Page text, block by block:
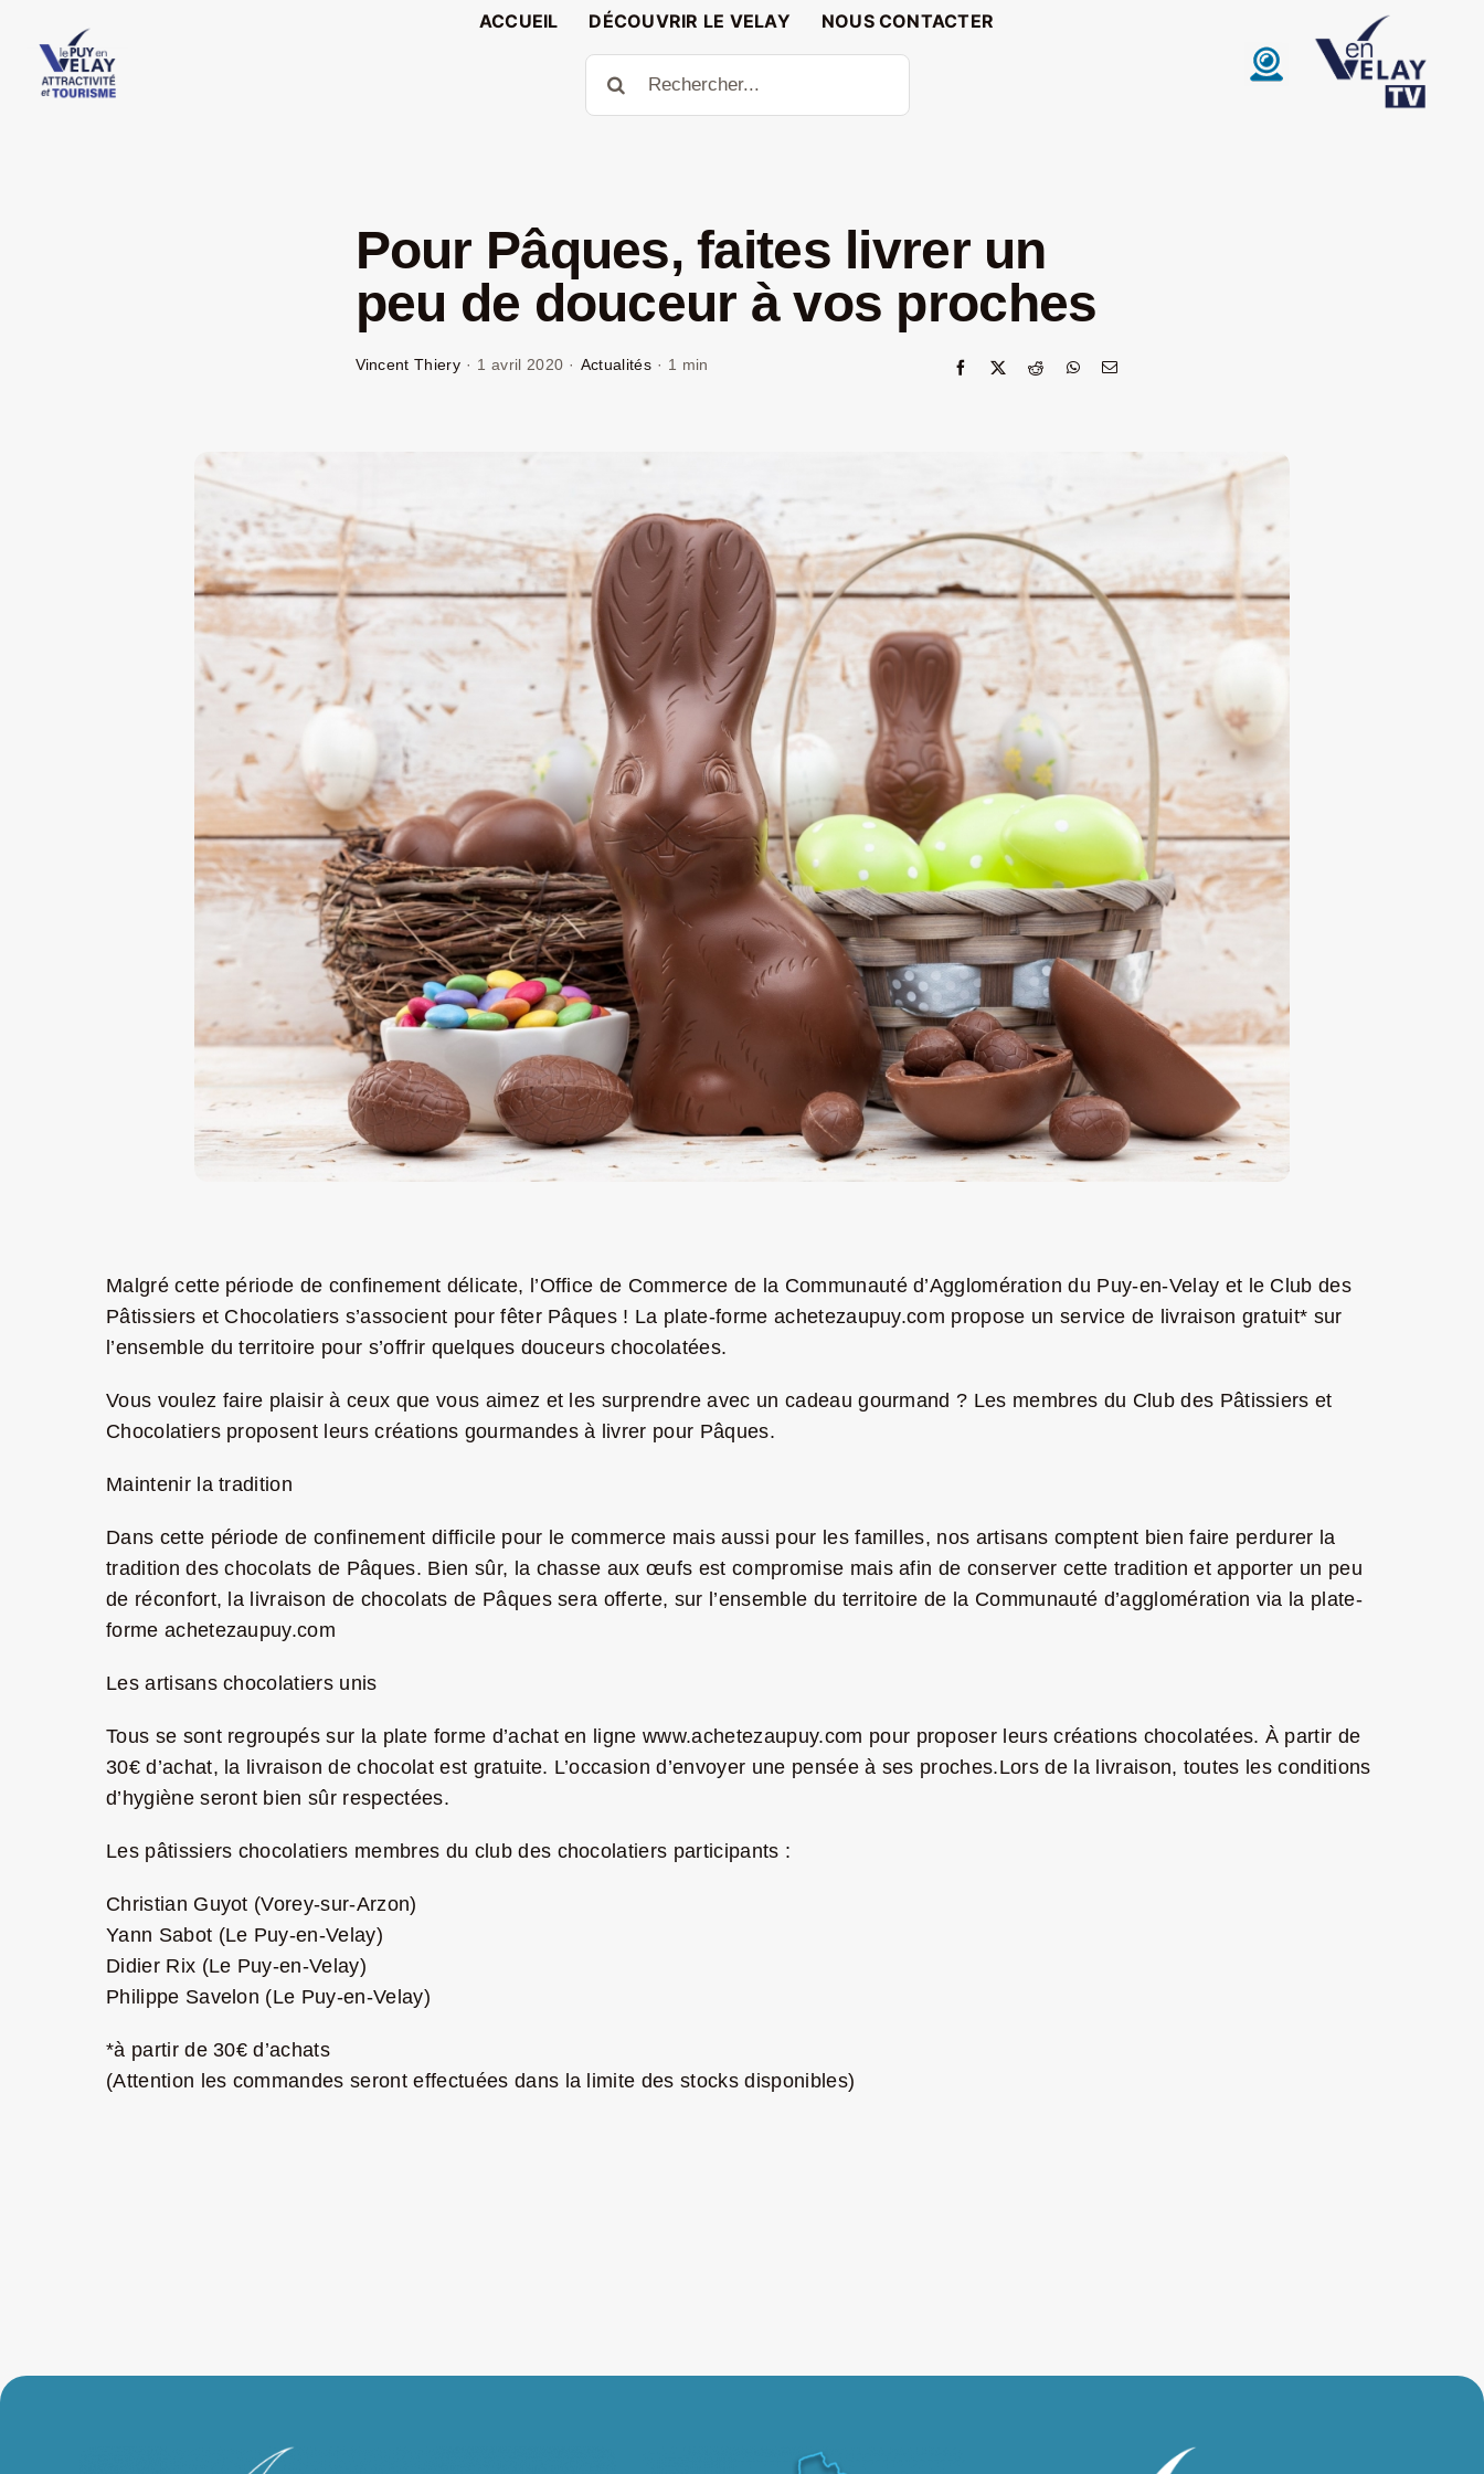
contenu
ACCUEIL DÉCOUVRIR LE VELAY
NOUS CONTACTER
Rechercher:
Pour Pâques, faites livrer un
peu de douceur à vos proches
Vincent Thiery · 1 avril 2020 · Actualités · 1 min
Malgré cette période de confinement délicate, l’Office de Commerce de la Communauté d’Agglomération du Puy-en-Velay et le Club des
Pâtissiers et Chocolatiers s’associent pour fêter Pâques ! La plate-forme achetezaupuy.com propose un service de livraison gratuit* sur
l’ensemble du territoire pour s’offrir quelques douceurs chocolatées.
Vous voulez faire plaisir à ceux que vous aimez et les surprendre avec un cadeau gourmand ? Les membres du Club des Pâtissiers et
Chocolatiers proposent leurs créations gourmandes à livrer pour Pâques.
Maintenir la tradition
Dans cette période de confinement difficile pour le commerce mais aussi pour les familles, nos artisans comptent bien faire perdurer la
tradition des chocolats de Pâques. Bien sûr, la chasse aux œufs est compromise mais afin de conserver cette tradition et apporter un peu
de réconfort, la livraison de chocolats de Pâques sera offerte, sur l’ensemble du territoire de la Communauté d’agglomération via la plate-
forme achetezaupuy.com
Les artisans chocolatiers unis
Tous se sont regroupés sur la plate forme d’achat en lignewww.achetezaupuy.com pour proposer leurs créations chocolatées. À partir de
30€ d’achat, la livraison de chocolat est gratuite. L’occasion d’envoyer une pensée à ses proches.Lors de la livraison, toutes les conditions
d’hygiène seront bien sûr respectées.
Les pâtissiers chocolatiers membres du club des chocolatiers participants :
Christian Guyot (Vorey-sur-Arzon)
Yann Sabot (Le Puy-en-Velay)
Didier Rix (Le Puy-en-Velay)
Philippe Savelon (Le Puy-en-Velay)
*à partir de 30€ d’achats
(Attention les commandes seront effectuées dans la limite des stocks disponibles)